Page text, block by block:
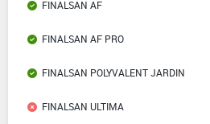
FINALSAN AF
FINALSAN AF PRO
FINALSAN POLYVALENT JARDIN
FINALSAN ULTIMA